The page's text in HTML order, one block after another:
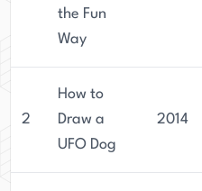
the Fun
Way
2
How to
Draw a
UFO Dog
2014